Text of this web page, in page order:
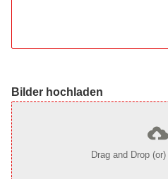
Bilder hochladen
Drag and Drop (or)